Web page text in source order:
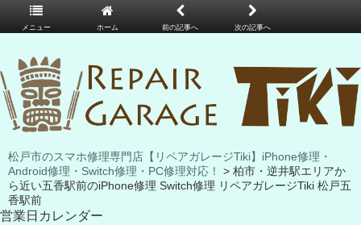
松戸市のスマホ修理専門店【リペアガレージTiki】iPhone修理・
Android修理・Switch修理・PC修理対応！
> 柏市・逆井駅エリアか
ら近い五香駅前のiPhone修理 Switch修理 リペアガレージTiki 松戸五
香駅前
営業日カレンダー
メニュー ホーム 前の記事へ 次の記事へ